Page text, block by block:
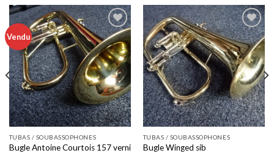
Vendu
Add to
wishlist
TUBAS / SOUBASSOPHONES
Bugle Antoine Courtois 157 verni
Add to
wishlist
TUBAS / SOUBASSOPHONES
Bugle Winged sib